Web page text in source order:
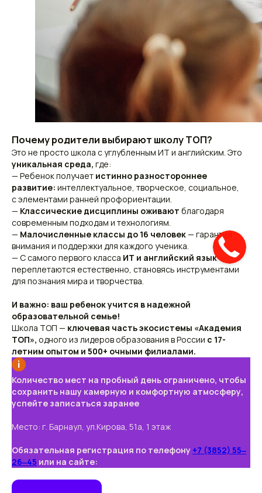
Почему родители выбирают школу ТОП?
Это не просто школа с углубленным ИТ и английским. Это
уникальная среда, где:
— Ребенок получает истинно разностороннее
развитие: интеллектуальное, творческое, социальное,
с элементами ранней профориентации.
— Классические дисциплины оживают благодаря
современным подходам и технологиям.
— Малочисленные классы до 16 человек— гарантия
внимания и поддержки для каждого ученика.
— С самого первого класса ИТ и английский язык
переплетаются естественно, становясь инструментами
для познания мира и творчества.
И важно: ваш ребенок учится в надежной
образовательной семье!
Школа ТОП — ключевая часть экосистемы «Академия
ТОП», одного из лидеров образования в России с 17-
летним опытом и 500+ очными филиалами.
Количество мест на пробный день ограничено, чтобы
сохранить нашу камерную и комфортную атмосферу,
успейте записаться заранее
Место: г. Барнаул, ул.Кирова, 51а, 1 этаж
Обязательная регистрация по телефону +7 (3852) 55‒
26‒45 или на сайте: